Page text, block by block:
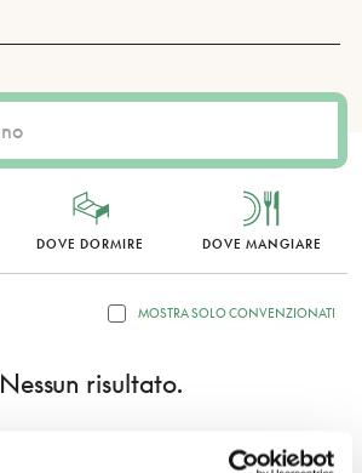
DOVE DORMIRE DOVE MANGIARE
MOSTRA SOLO CONVENZIONATI
Nessun risultato.